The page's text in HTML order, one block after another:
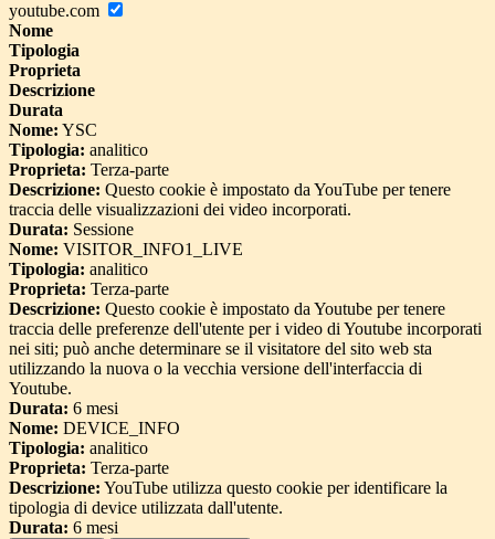
youtube.com
Nome
Tipologia
Proprieta
Descrizione
Durata
Nome: YSC
Tipologia: analitico
Proprieta: Terza-parte
Descrizione: Questo cookie è impostato da YouTube per tenere
traccia delle visualizzazioni dei video incorporati.
Durata: Sessione
Nome: VISITOR_INFO1_LIVE
Tipologia: analitico
Proprieta: Terza-parte
Descrizione: Questo cookie è impostato da Youtube per tenere
traccia delle preferenze dell'utente per i video di Youtube incorporati
nei siti; può anche determinare se il visitatore del sito web sta
utilizzando la nuova o la vecchia versione dell'interfaccia di
Youtube.
Durata: 6 mesi
Nome: DEVICE_INFO
Tipologia: analitico
Proprieta: Terza-parte
Descrizione: YouTube utilizza questo cookie per identificare la
tipologia di device utilizzata dall'utente.
Durata: 6 mesi